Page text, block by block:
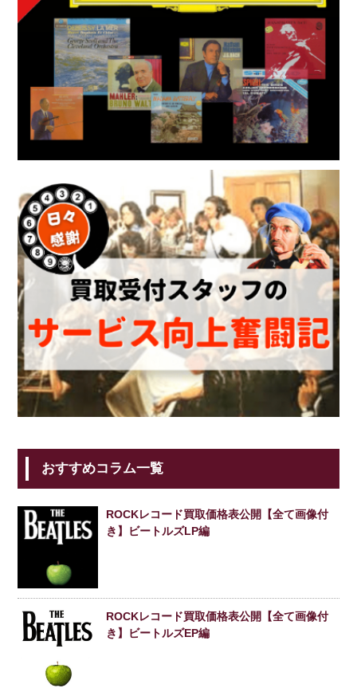
おすすめコラム一覧
ROCKレコード買取価格表公開【全て画像付
き】ビートルズLP編
ROCKレコード買取価格表公開【全て画像付
き】ビートルズEP編